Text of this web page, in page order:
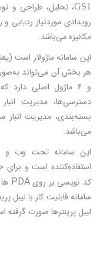
GS1، تحلیل، طراحی و
رویدادی موردنیاز
مکانیزه می‌باشد.
این سامانه ماژولار است
هر بخش آن می‌تواند
و ۶ ماژول اصلی دارد
دسترسی‌ها، مدیریت
بسته‌بندی، مدیریت
می‌باشد.
این سامانه تحت وب و
استفاده‌کننده است و برای
کد نویسی بر رویPDA
سامانه قابلیت کار با
لیبل پرینترها صورت گرفته